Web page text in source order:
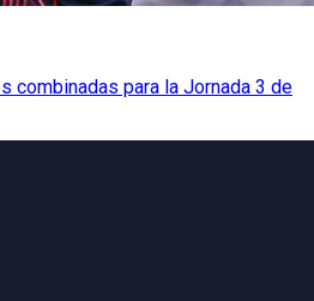
combinadas para la Jornada 3 de